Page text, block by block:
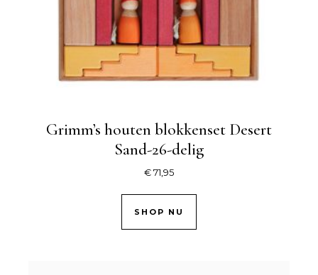
Grimm’s houten blokkenset Desert
Sand-26-delig
€71,95
SHOP NU